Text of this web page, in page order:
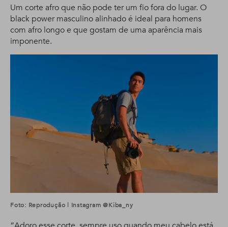
Um corte afro que não pode ter um fio fora do lugar. O
black power masculino alinhado é ideal para homens
com afro longo e que gostam de uma aparência mais
imponente.
Foto: Reprodução | Instagram @kiba_ny